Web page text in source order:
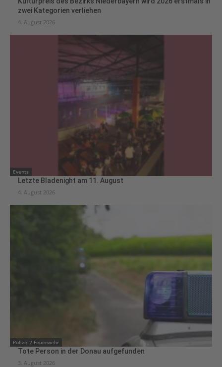
zwei Kategorien verliehen
4. August 2026
Events
Letzte Bladenight am 11. August
4. August 2026
Polizei / Feuerwehr
Tote Person in der Donau aufgefunden
3. August 2026